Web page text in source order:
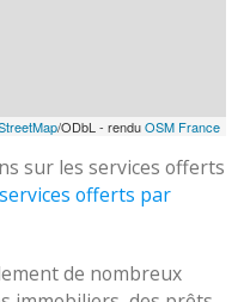
/ODbL - renduOSM France
sur les services offerts
services offerts par
de nombreux